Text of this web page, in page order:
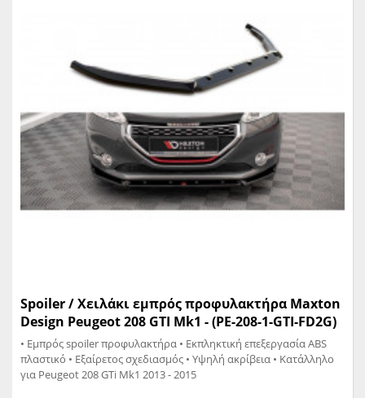
Spoiler / Χειλάκι εμπρός προφυλακτήρα Maxton
Design Peugeot 208 GTI Mk1 - (PE-208-1-GTI-FD2G)
• Εμπρός spoiler προφυλακτήρα • Εκπληκτική επεξεργασία ABS
πλαστικό • Εξαίρετος σχεδιασμός • Υψηλή ακρίβεια • Κατάλληλο
για Peugeot 208 GTi Mk1 2013 - 2015